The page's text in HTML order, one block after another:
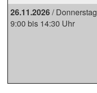
26.11.2026/ Donnerstag
9:00 bis 14:30 Uhr